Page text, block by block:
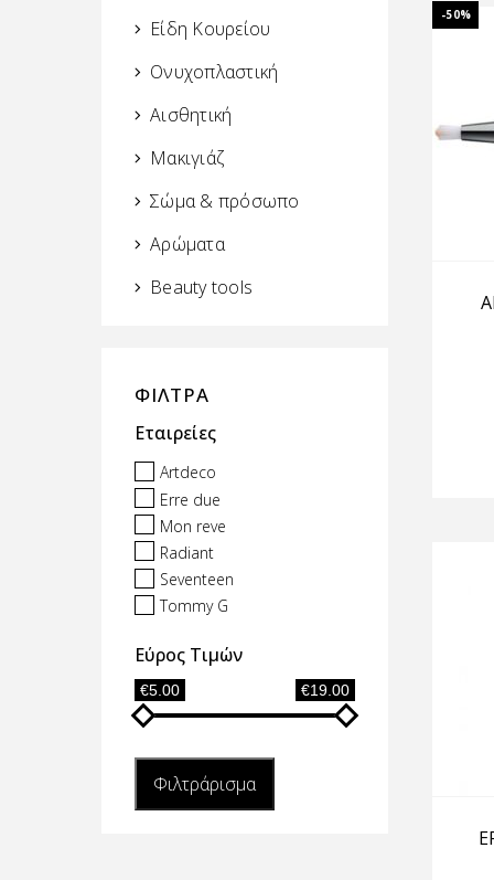
Είδη Κουρείου
Ονυχοπλαστική
Αισθητική
Μακιγιάζ
Σώμα & πρόσωπο
Αρώματα
Beauty tools
ΦΙΛΤΡΑ
Εταιρείες
Artdeco
Erre due
Mon reve
Radiant
Seventeen
Tommy G
Εύρος Τιμών
€5.00 €19.00
Φιλτράρισμα
-50%